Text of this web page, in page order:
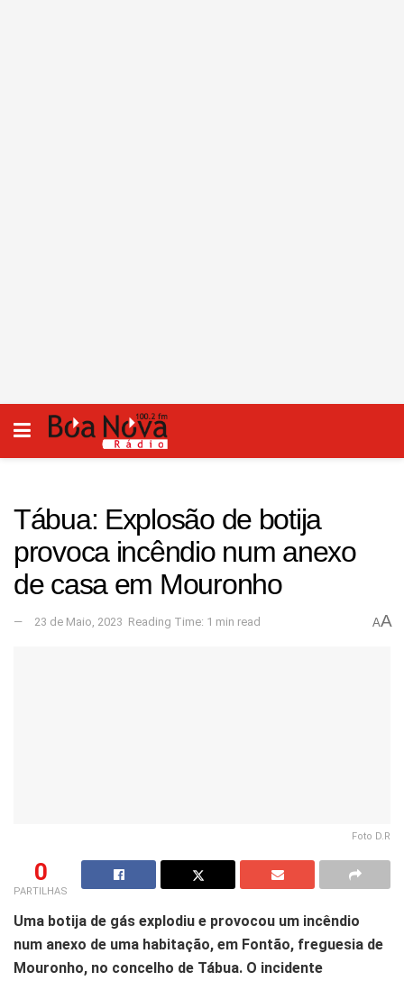
Tábua: Explosão de botija
provoca incêndio num anexo
de casa em Mouronho
23 de Maio, 2023 Reading Time: 1 min read AA
Foto D.R
0
PARTILHAS
Uma botija de gás explodiu e provocou um incêndio
num anexo de uma habitação, em Fontão, freguesia de
Mouronho, no concelho de Tábua. O incidente